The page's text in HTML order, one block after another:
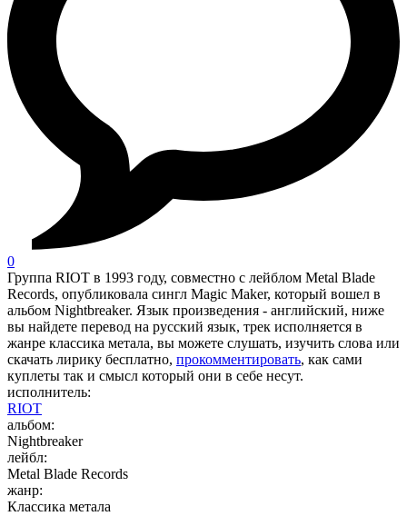
0
Группа RIOT в 1993 году, совместно с лейблом Metal Blade
Records, опубликовала сингл Magic Maker, который вошел в
альбом Nightbreaker. Язык произведения - английский, ниже
вы найдете перевод на русский язык, трек исполняется в
жанре классика метала, вы можете слушать, изучить слова или
скачать лирику бесплатно, прокомментировать, как сами
куплеты так и смысл который они в себе несут.
исполнитель:
RIOT
альбом:
Nightbreaker
лейбл:
Metal Blade Records
жанр:
Классика метала